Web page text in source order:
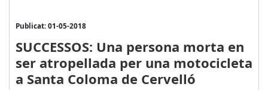
Publicat: 01-05-2018
SUCCESSOS: Una persona morta en
ser atropellada per una motocicleta
a Santa Coloma de Cervelló